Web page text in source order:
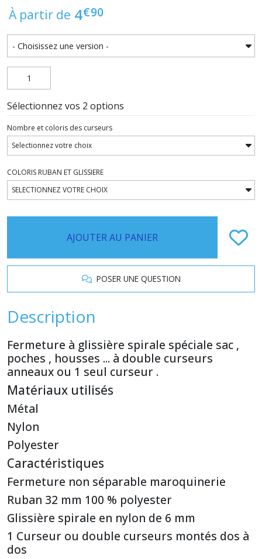
À partir de 4€90
Sélectionnez vos 2 options
Nombre et coloris des curseurs
COLORIS RUBAN ET GLISSIERE
AJOUTER AU PANIER
POSER UNE QUESTION
Description
Fermeture à glissière spirale spéciale sac ,
poches , housses ... à double curseurs
anneaux ou 1 seul curseur .
Matériaux utilisés
Métal
Nylon
Polyester
Caractéristiques
Fermeture non séparable maroquinerie
Ruban 32 mm 100 % polyester
Glissière spirale en nylon de 6 mm
1 Curseur ou double curseurs montés dos à
dos